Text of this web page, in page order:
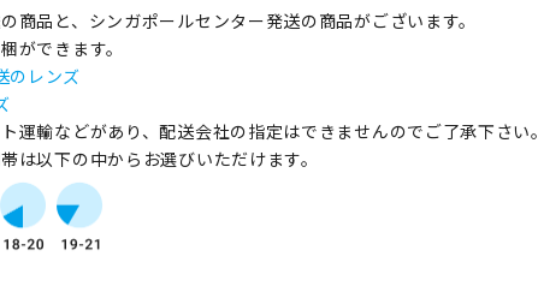
商品と、シンガポールセンター発送の商品がございます。
ができます。
のレンズ
運輸などがあり、配送会社の指定はできませんのでご了承下さい。
は以下の中からお選びいただけます。